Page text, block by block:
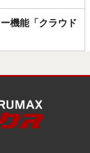
機能「クラウド